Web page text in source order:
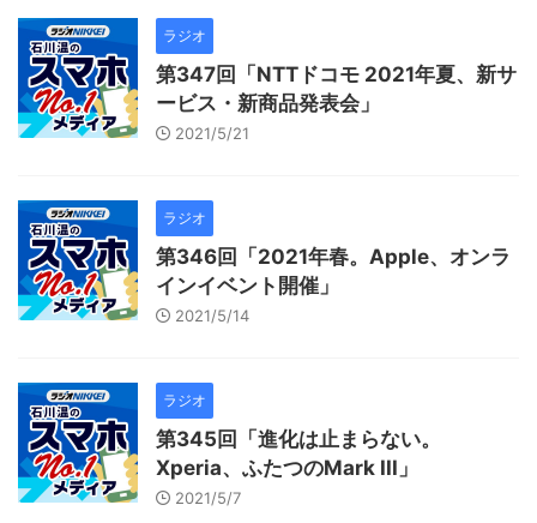
ラジオ
第347回「NTTドコモ 2021年夏、新サ
ービス・新商品発表会」
2021/5/21
ラジオ
第346回「2021年春。Apple、オンラ
インイベント開催」
2021/5/14
ラジオ
第345回「進化は止まらない。
Xperia、ふたつのMark III」
2021/5/7